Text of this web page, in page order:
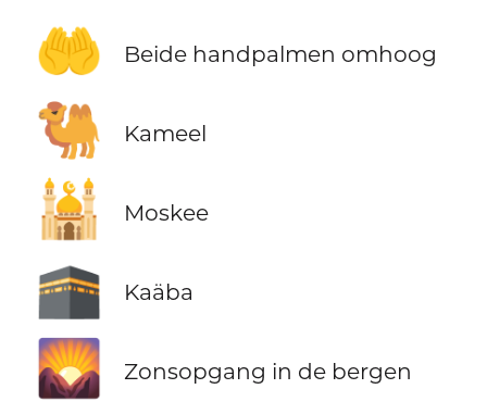
🤲 Beide handpalmen omhoog
🐫 Kameel
🕌 Moskee
🕋 Kaäba
🌄 Zonsopgang in de bergen